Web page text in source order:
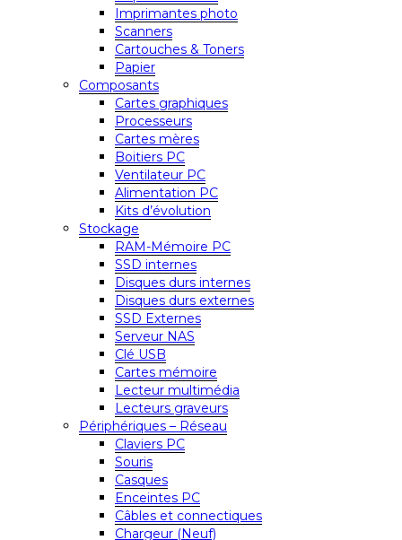
Imprimantes photo
Scanners
Cartouches & Toners
Papier
Composants
Cartes graphiques
Processeurs
Cartes mères
Boitiers PC
Ventilateur PC
Alimentation PC
Kits d’évolution
Stockage
RAM-Mémoire PC
SSD internes
Disques durs internes
Disques durs externes
SSD Externes
Serveur NAS
Clé USB
Cartes mémoire
Lecteur multimédia
Lecteurs graveurs
Périphériques – Réseau
Claviers PC
Souris
Casques
Enceintes PC
Câbles et connectiques
Chargeur (Neuf)